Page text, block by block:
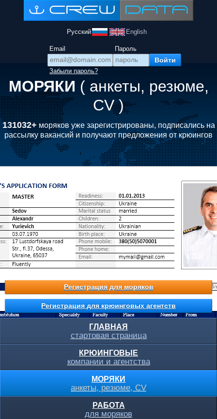
Русский English
Email Пароль
Забыли пароль?
МОРЯКИ ( анкеты, резюме,
CV )
131032+моряков уже зарегистрированы, подписались на
рассылку вакансий и получают предложения от крюингов
Регистрация для моряков
Регистрация для крюинговых агентств
ГЛАВНАЯ
стартовая страница
КРЮИНГОВЫЕ
компании и агентства
МОРЯКИ
анкеты, резюме, CV
РАБОТА
для моряков